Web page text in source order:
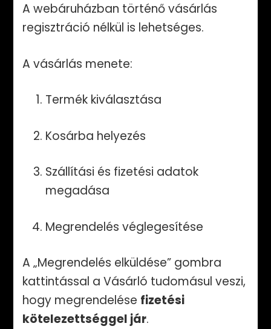
A webáruházban történő vásárlás
regisztráció nélkül is lehetséges.
A vásárlás menete:
Termék kiválasztása
Kosárba helyezés
Szállítási és fizetési adatok
megadása
Megrendelés véglegesítése
A „Megrendelés elküldése” gombra
kattintással a Vásárló tudomásul veszi,
hogy megrendelése fizetési
kötelezettséggel jár.